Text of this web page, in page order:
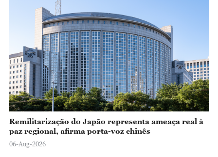
Remilitarização do Japão representa ameaça real à
paz regional, afirma porta-voz chinês
06-Aug-2026